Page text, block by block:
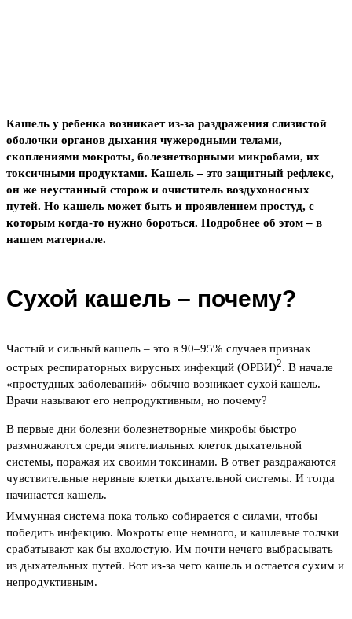
Кашель у ребенка возникает из-за раздражения слизистой
оболочки органов дыхания чужеродными телами,
скоплениями мокроты, болезнетворными микробами, их
токсичными продуктами. Кашель – это защитный рефлекс,
он же неустанный сторож и очиститель воздухоносных
путей. Но кашель может быть и проявлением простуд, с
которым когда-то нужно бороться. Подробнее об этом – в
нашем материале.
Сухой кашель – почему?
Частый и сильный кашель – это в 90–95% случаев признак
острых респираторных вирусных инфекций (ОРВИ)2. В начале
«простудных заболеваний» обычно возникает сухой кашель.
Врачи называют его непродуктивным, но почему?
В первые дни болезни болезнетворные микробы быстро
размножаются среди эпителиальных клеток дыхательной
системы, поражая их своими токсинами. В ответ раздражаются
чувствительные нервные клетки дыхательной системы. И тогда
начинается кашель.
Иммунная система пока только собирается с силами, чтобы
победить инфекцию. Мокроты еще немного, и кашлевые толчки
срабатывают как бы вхолостую. Им почти нечего выбрасывать
из дыхательных путей. Вот из-за чего кашель и остается сухим и
непродуктивным.